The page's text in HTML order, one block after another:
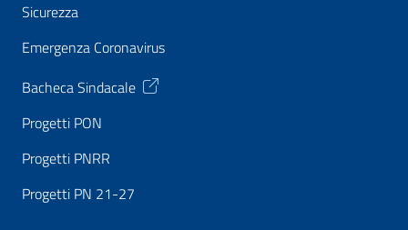
Sicurezza
Emergenza Coronavirus
Bacheca Sindacale
Progetti PON
Progetti PNRR
Progetti PN 21-27